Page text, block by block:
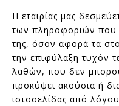
H εταιρίας μας
των πληροφοριών που
της, όσον αφορά τα
την επιφύλαξη τυχόν
λαθών, που δεν
προκύψει ακούσια ή
ιστοσελίδας από